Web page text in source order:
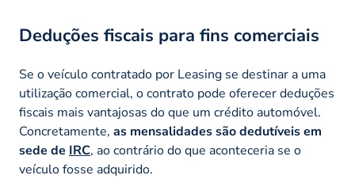
Deduções fiscais para fins comerciais
Se o veículo contratado por Leasing se destinar a uma
utilização comercial, o contrato pode oferecer deduções
fiscais mais vantajosas do que um crédito automóvel.
Concretamente, as mensalidades são dedutíveis em
sede de IRC, ao contrário do que aconteceria se o
veículo fosse adquirido.